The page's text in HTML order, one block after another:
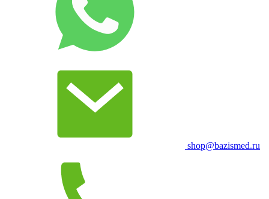
shop@bazismed.ru